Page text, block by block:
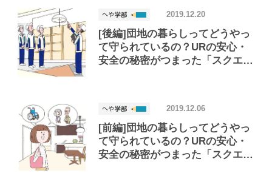
[後編]団地の暮らしってどうやっ
て守られているの？URの安心・
安全の秘密がつまった「スクエア
2019.12.20
[前編]団地の暮らしってどうやっ
て守られているの？URの安心・
安全の秘密がつまった「スクエア
2019.12.06